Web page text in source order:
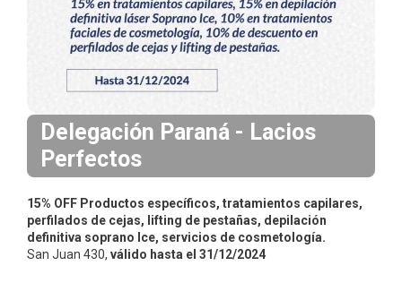
i
n
c
l
Delegación Paraná - Lacios
Perfectos
15% OFF Productos específicos, tratamientos capilares,
perfilados de cejas, lifting de pestañas, depilación
definitiva soprano Ice, servicios de cosmetología.
San Juan 430, válido hasta el 31/12/2024